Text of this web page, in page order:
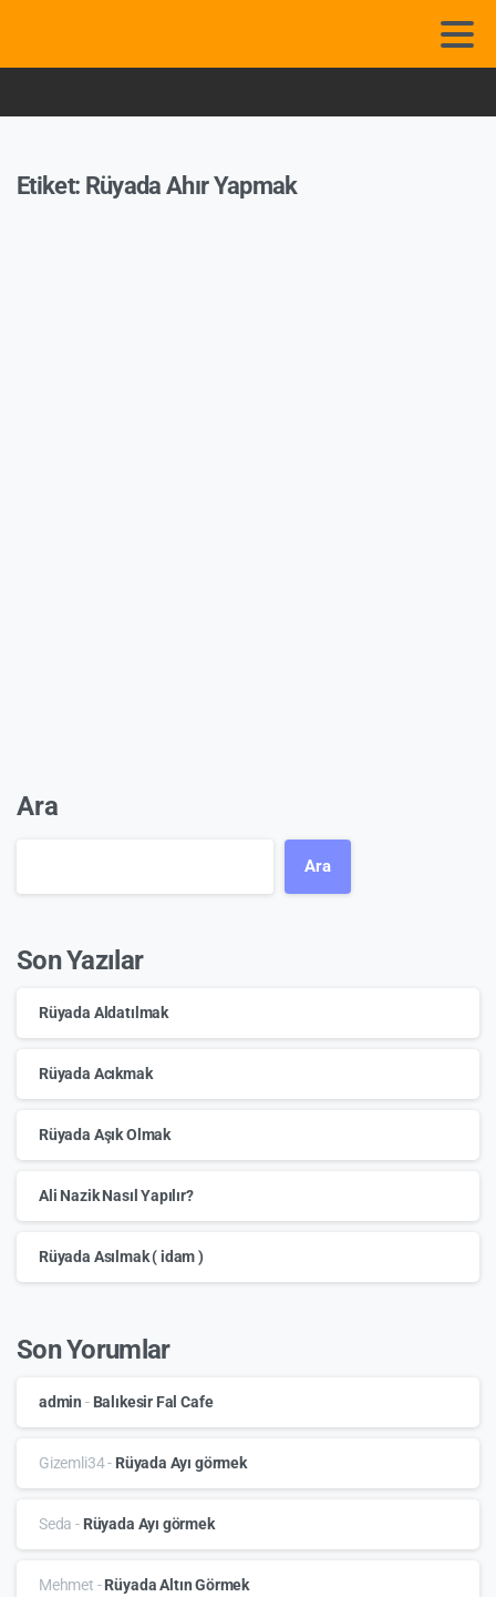
Etiket: Rüyada Ahır Yapmak
Ara
Ara
Son Yazılar
Rüyada Aldatılmak
Rüyada Acıkmak
Rüyada Aşık Olmak
Ali Nazik Nasıl Yapılır?
Rüyada Asılmak ( idam )
Son Yorumlar
admin - Balıkesir Fal Cafe
Gizemli34- Rüyada Ayı görmek
Seda - Rüyada Ayı görmek
Mehmet -Rüyada Altın Görmek